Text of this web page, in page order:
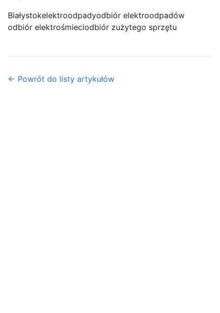
Białystokelektroodpadyodbiór elektroodpadów
odbiór elektrośmieciodbiór zużytego sprzętu
← Powrót do listy artykułów